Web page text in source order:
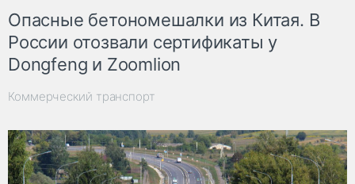
Опасные бетономешалки из Китая. В
России отозвали сертификаты у
Dongfeng и Zoomlion
Коммерческий транспорт